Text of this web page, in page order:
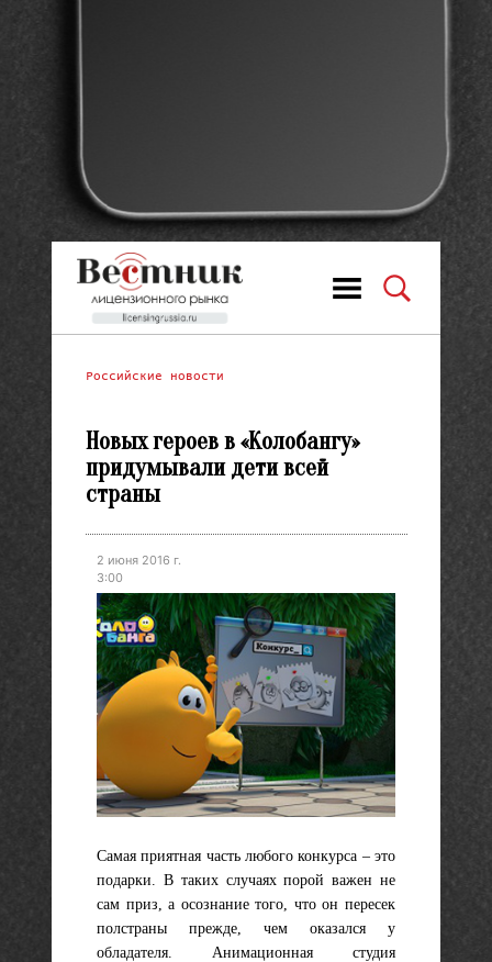
Российские новости
Новых героев в «Колобангу»
придумывали дети всей
страны
2 июня 2016 г.
3:00
Самая приятная часть любого конкурса – это
подарки. В таких случаях порой важен не
сам приз, а осознание того, что он пересек
полстраны прежде, чем оказался у
обладателя. Анимационная студия